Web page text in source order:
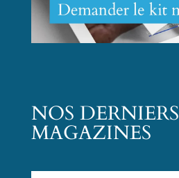
NOS DERNIERS
MAGAZINES